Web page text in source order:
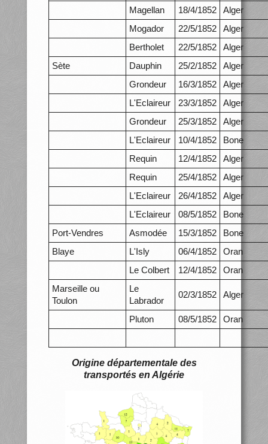
Magellan 18/4/1852
Alger
Mogador
22/5/1852
Alger
Bertholet
22/5/1852
Alger
Sète
Dauphin 25/2/1852
Alger
Grondeur
16/3/1852
Alger
L'Eclaireur
23/3/1852
Alger
Grondeur
25/3/1852
Alger
L'Eclaireur
10/4/1852
Bone
Requin
12/4/1852
Alger
Requin
25/4/1852
Alger
L'Eclaireur
26/4/1852
Alger
L'Eclaireur
08/5/1852
Bone
Port-Vendres
Asmodée 15/3/1852
Bone
Blaye
L'Isly 06/4/1852
Oran
Le Colbert
12/4/1852
Oran
Marseille ou
Toulon
Le
Labrador
02/3/1852 Alger
Pluton 08/5/1852 Oran
Origine départementale des
transportés en Algérie